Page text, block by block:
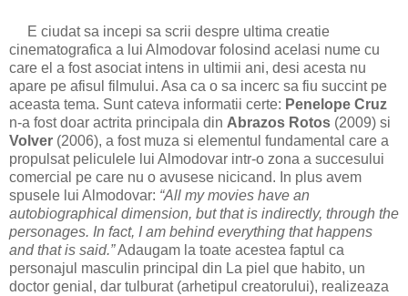
E ciudat sa incepi sa scrii despre ultima creatie
cinematografica a lui Almodovar folosind acelasi nume cu
care el a fost asociat intens in ultimii ani, desi acesta nu
apare pe afisul filmului. Asa ca o sa incerc sa fiu succint pe
aceasta tema. Sunt cateva informatii certe: Penelope Cruz
n-a fost doar actrita principala din Abrazos Rotos (2009) si
Volver (2006), a fost muza si elementul fundamental care a
propulsat peliculele lui Almodovar intr-o zona a succesului
comercial pe care nu o avusese nicicand. In plus avem
spusele lui Almodovar: “All my movies have an
autobiographical dimension, but that is indirectly, through the
personages. In fact, I am behind everything that happens
and that is said.”Adaugam la toate acestea faptul ca
personajul masculin principal din La piel que habito, un
doctor genial, dar tulburat (arhetipul creatorului), realizeaza